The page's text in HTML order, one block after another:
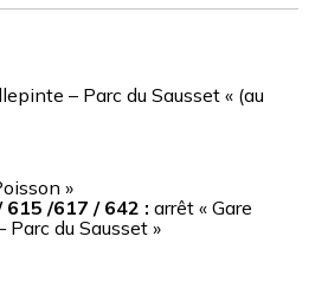
– Parc du Sausset « (au
»
/617 / 642 : arrêt « Gare
Parc du Sausset »